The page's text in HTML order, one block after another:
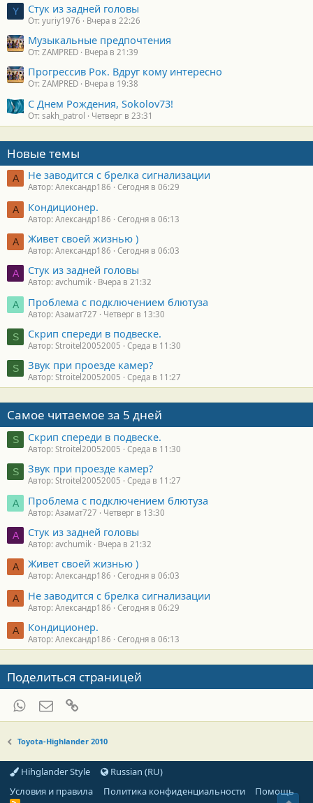
Y Стук из задней головы
От: yuriy1976 Вчера в 22:26
Музыкальные предпочтения
От: ZAMPRED Вчера в 21:39
Прогрессив Рок. Вдруг кому интересно
От: ZAMPRED Вчера в 19:38
С Днем Рождения, Sokolov73!
От: sakh_patrol Четверг в 23:31
Новые темы
А Не заводится с брелка сигнализации
Автор: Александр186 Сегодня в 06:29
А Кондиционер.
Автор: Александр186 Сегодня в 06:13
А Живет своей жизнью )
Автор: Александр186 Сегодня в 06:03
A Стук из задней головы
Автор: avchumik Вчера в 21:32
А Проблема с подключением блютуза
Автор: Азамат727 Четверг в 13:30
S Скрип спереди в подвеске.
Автор: Stroitel20052005 Среда в 11:30
S Звук при проезде камер?
Автор: Stroitel20052005 Среда в 11:27
Самое читаемое за 5 дней
S Скрип спереди в подвеске.
Автор: Stroitel20052005 Среда в 11:30
S Звук при проезде камер?
Автор: Stroitel20052005 Среда в 11:27
А Проблема с подключением блютуза
Автор: Азамат727 Четверг в 13:30
A Стук из задней головы
Автор: avchumik Вчера в 21:32
А Живет своей жизнью )
Автор: Александр186 Сегодня в 06:03
А Не заводится с брелка сигнализации
Автор: Александр186 Сегодня в 06:29
А Кондиционер.
Автор: Александр186 Сегодня в 06:13
Поделиться страницей
WhatsAppЭлектронная почта
Toyota-Highlander 2010
Hihglander Style
Russian (RU)
Условия и правила
Политика конфиденциальности Помощь